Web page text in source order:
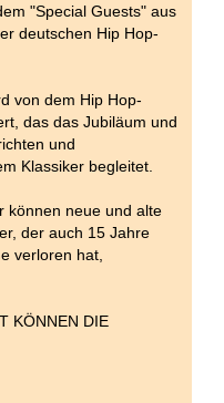
"Special Guests" aus
deutschen Hip Hop-
von dem Hip Hop-
das das Jubiläum und
und
Klassiker begleitet.
können neue und alte
der auch 15 Jahre
verloren hat,
KÖNNEN DIE